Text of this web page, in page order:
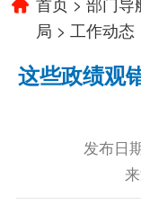
局 > 工作动态
这些政绩观
发布日